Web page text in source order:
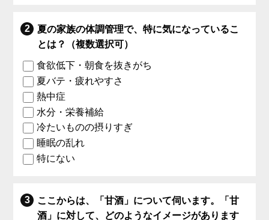
夏の家族の体調管理で、特に気になっているこ
とは？（複数選択可）
食欲低下・朝食を抜きがち
夏バテ・疲れやすさ
熱中症
水分・栄養補給
冷たいものの摂りすぎ
睡眠の乱れ
特にない
ここからは、「甘酒」について伺います。「甘
酒」に対して、どのようなイメージがあります